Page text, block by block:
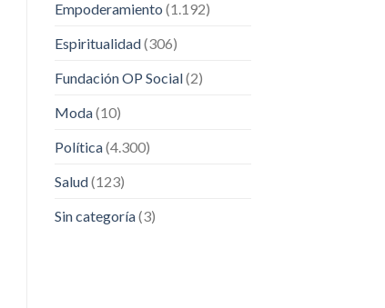
Empoderamiento (1.192)
Espiritualidad(306)
Fundación OP Social(2)
Moda(10)
Política(4.300)
Salud(123)
Sin categoría(3)